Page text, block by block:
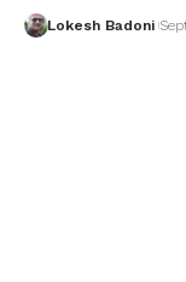
Lokesh Badoni